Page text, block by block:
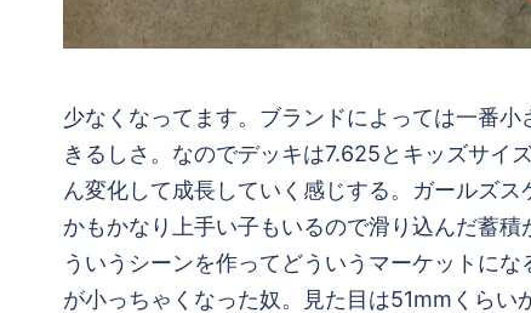
少なくなってます。ブランドによっては一番
きるしさ。なのでデッキは7.625とキッズサイ
ん変化して成長していく感じする。ガールズ
かもかなり上手い子もいるので滑り込んだ蓄
ういうシーンを作ってどういうマーケットに
が小っちゃくなった奴。見た目は51mmくらい